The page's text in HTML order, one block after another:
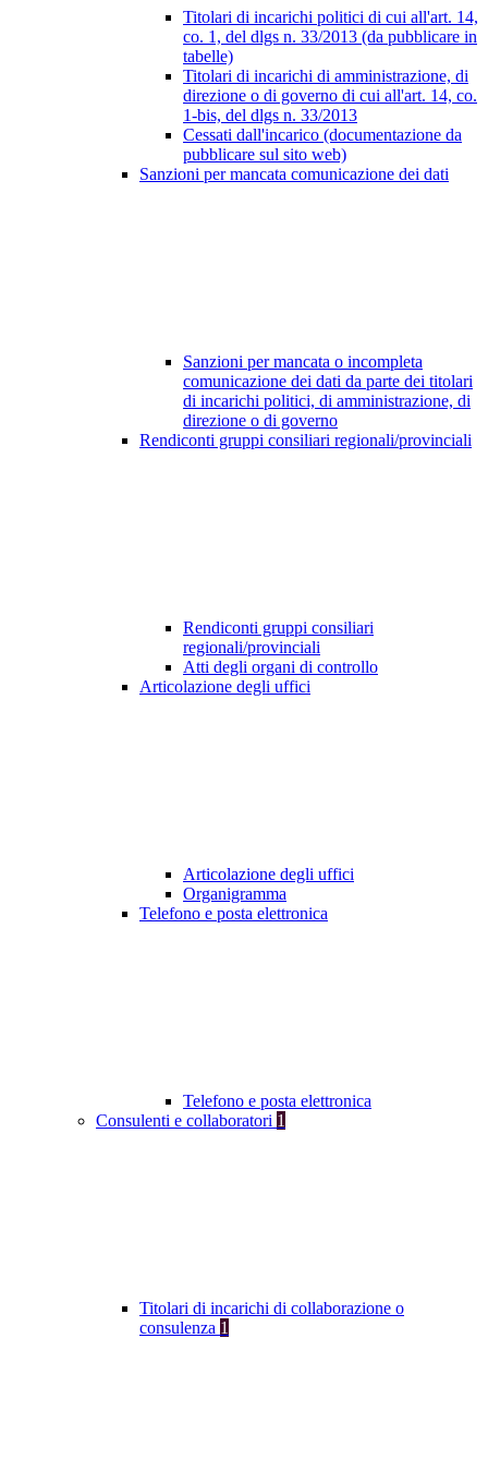
Titolari di incarichi politici di cui all'art. 14,
co. 1, del dlgs n. 33/2013 (da pubblicare in
tabelle)
Titolari di incarichi di amministrazione, di
direzione o di governo di cui all'art. 14, co.
1-bis, del dlgs n. 33/2013
Cessati dall'incarico (documentazione da
pubblicare sul sito web)
Sanzioni per mancata comunicazione dei dati
Sanzioni per mancata o incompleta
comunicazione dei dati da parte dei titolari
di incarichi politici, di amministrazione, di
direzione o di governo
Rendiconti gruppi consiliari regionali/provinciali
Rendiconti gruppi consiliari
regionali/provinciali
Atti degli organi di controllo
Articolazione degli uffici
Articolazione degli uffici
Organigramma
Telefono e posta elettronica
Telefono e posta elettronica
Consulenti e collaboratori 1
Titolari di incarichi di collaborazione o
consulenza 1